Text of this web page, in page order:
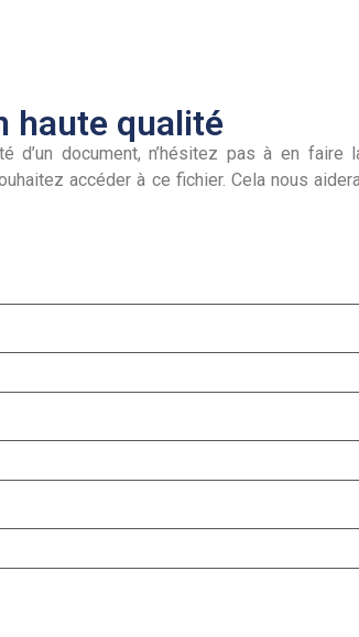
haute qualité
d’un document, n’hésitez pas à en
accéder à ce fichier. Cela nous